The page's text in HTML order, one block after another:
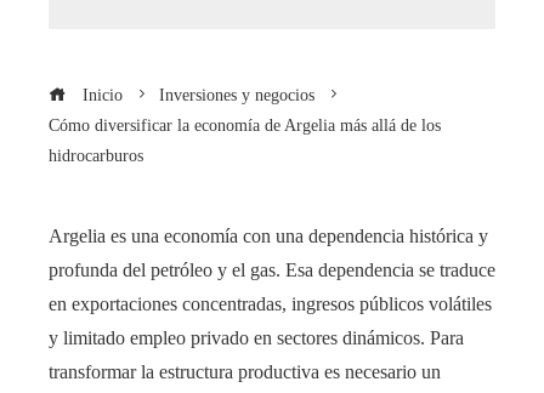
Inicio
Inversiones y negocios
Cómo diversificar la economía de Argelia más allá de los
hidrocarburos
Argelia es una economía con una dependencia histórica y
profunda del petróleo y el gas. Esa dependencia se traduce
en exportaciones concentradas, ingresos públicos volátiles
y limitado empleo privado en sectores dinámicos. Para
transformar la estructura productiva es necesario un